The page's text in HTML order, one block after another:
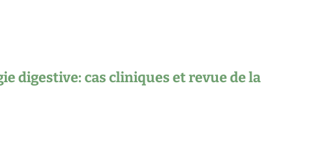
digestive: cas cliniques et revue de la